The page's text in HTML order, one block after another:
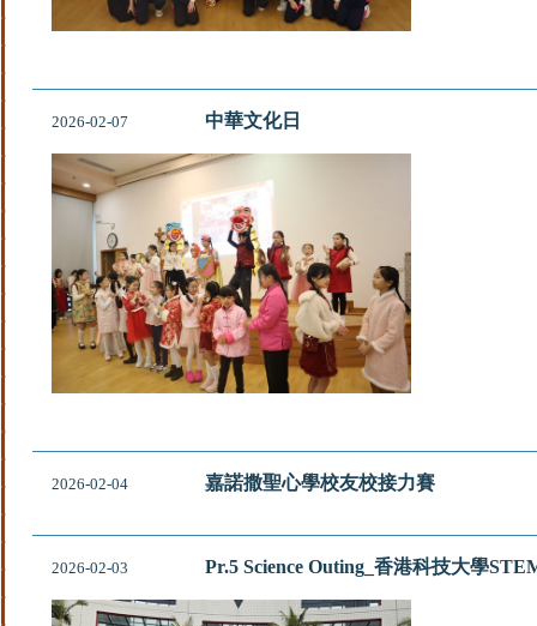
2026-02-07 中華文化日
2026-02-04 嘉諾撒聖心學校友校接力賽
2026-02-03 Pr.5 Science Outing_香港科技大學